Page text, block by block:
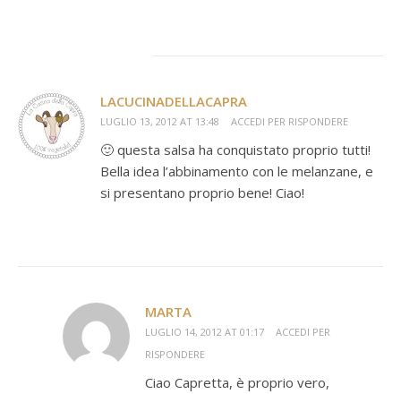
LACUCINADELLACAPRA
LUGLIO 13, 2012 AT 13:48 ACCEDI PER RISPONDERE
🙂 questa salsa ha conquistato proprio tutti!
Bella idea l’abbinamento con le melanzane, e
si presentano proprio bene! Ciao!
MARTA
LUGLIO 14, 2012 AT 01:17
ACCEDI PER
RISPONDERE
Ciao Capretta, è proprio vero,